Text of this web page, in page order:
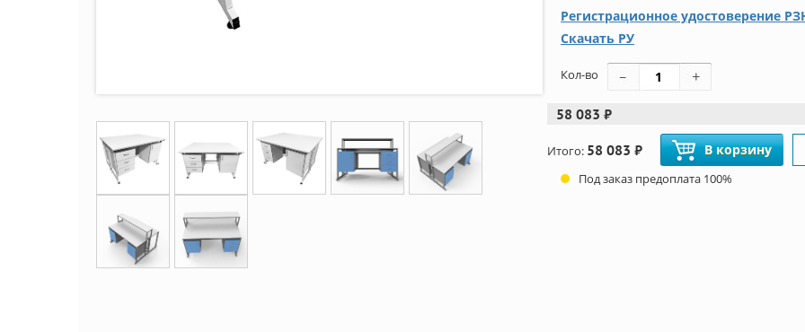
Регистрационное удостоверение
Скачать РУ
Кол-во
58 083 ₽
Итого: 58 083 ₽ В корзину
Под заказ предоплата 100%